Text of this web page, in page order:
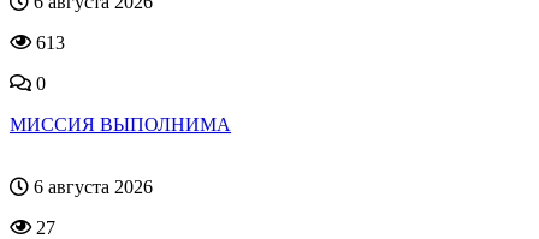
613
0
МИССИЯ ВЫПОЛНИМА
6 августа 2026
27